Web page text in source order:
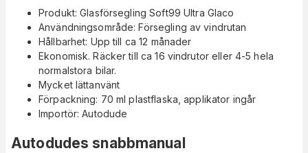
Produkt: Glasförsegling Soft99 Ultra Glaco
Användningsområde: Försegling av vindrutan
Hållbarhet: Upp till ca 12 månader
Ekonomisk. Räcker till ca 16 vindrutor eller 4-5 hela
normalstora bilar.
Mycket lättanvänt
Förpackning: 70 ml plastflaska, applikator ingår
Importör: Autodude
Autodudes snabbmanual